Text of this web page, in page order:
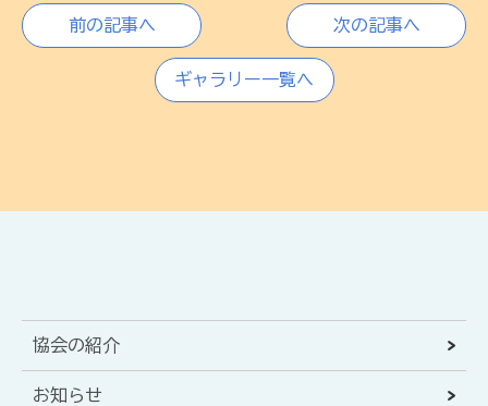
前の記事へ
ギャラリー一覧へ
次の記事へ
協会の紹介
お知らせ